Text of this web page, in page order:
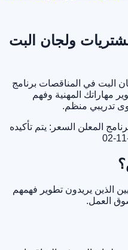
ولجان البت
البت في المناقصات برنامج
مهاراتك المهنية وفهم
تدريبي منظم.
المعلن السعر: يتم تأكيده
الذين يريدون تطوير فهمهم
العمل.